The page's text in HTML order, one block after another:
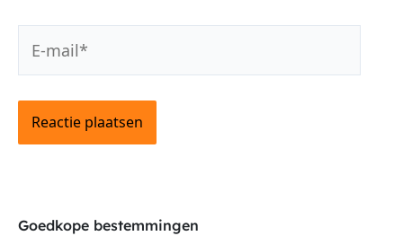
Goedkope bestemmingen
mail*